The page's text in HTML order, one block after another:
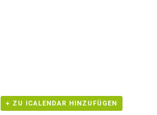
+ ZU ICALENDAR HINZUFÜGEN